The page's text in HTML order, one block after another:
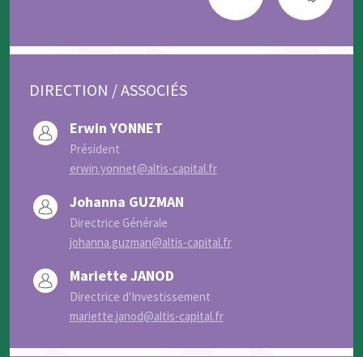
DIRECTION / ASSOCIÉS
Erwin YONNET
Président
erwin.yonnet@altis-capital.fr
Johanna GUZMAN
Directrice Générale
johanna.guzman@altis-capital.fr
Mariette JANOD
Directrice d'Investissement
mariette.janod@altis-capital.fr